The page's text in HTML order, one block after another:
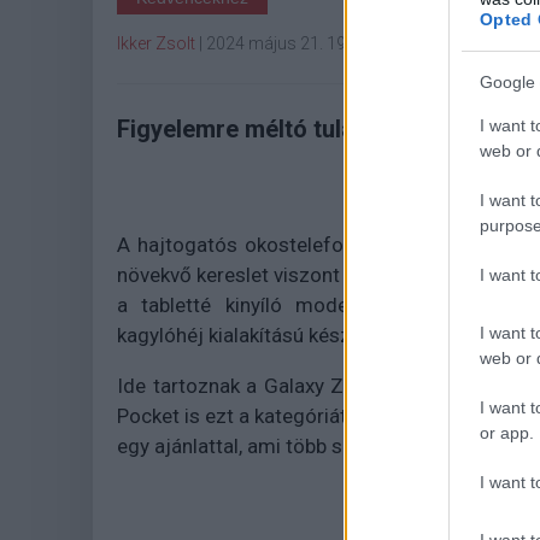
Opted
Google
I want
web or
I want
I want
I want
web or
I want
or app.
I want
Ikker Zsolt 2024 május 21. 19:26
Figyelemre méltó tulajdonságokkal
A hajtogatós okostelefonok ugyan még
növekvő kereslet viszont elég jelentős ahhoz,
a tabletté kinyíló modellek között
kagylóhéj kialakítású készülék is a piacon.
Ide tartoznak a Galaxy ZFlip- és a Motorola
Pocket is ezt a kategóriát gyarapítják,
egy ajánlattal, ami több szempontból is a